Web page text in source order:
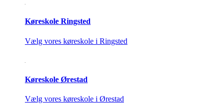
Køreskole Ringsted
Vælg vores køreskole i Ringsted
Køreskole Ørestad
Vælg vores køreskole i Ørestad